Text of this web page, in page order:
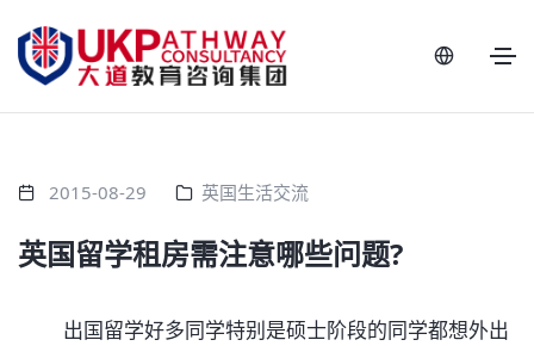
2015-08-29 英国生活交流
英国留学租房需注意哪些问题?
出国留学好多同学特别是硕士阶段的同学都想外出